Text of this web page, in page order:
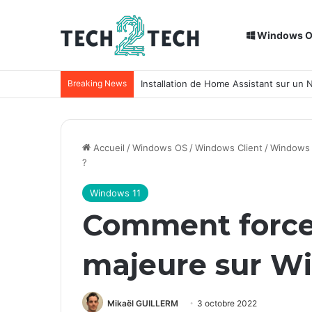
Windows
Breaking News Installation de Home Assistant sur un
Accueil /Windows OS /Windows Client /Windows
?
Windows 11
Comment
majeure sur
Mikaël GUILLERM 3 octobre 2022